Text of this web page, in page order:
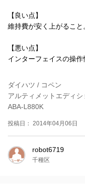
【良い点】
維持費が安く上がること
【悪い点】
インターフェイスの操作
ダイハツ / コペン
アルティメットエディシ
ABA-L880K
投稿日： 2014年04月06日
robot6719
千種区